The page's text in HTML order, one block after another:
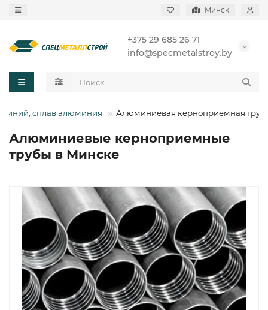
Минск
+375 29 685 26 71
info@specmetalstroy.by
сплав алюминия Алюминиевая керноприемная
Алюминиевые керноприемные
трубы в Минске